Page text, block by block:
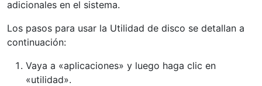
adicionales en el sistema.
Los pasos para usar la Utilidad de disco se detallan a
continuación:
Vaya a «aplicaciones» y luego haga clic en
«utilidad».